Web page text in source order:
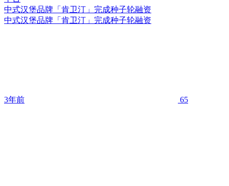
中式汉堡品牌「肯卫汀」完成种子轮融资
中式汉堡品牌「肯卫汀」完成种子轮融资
3年前 65